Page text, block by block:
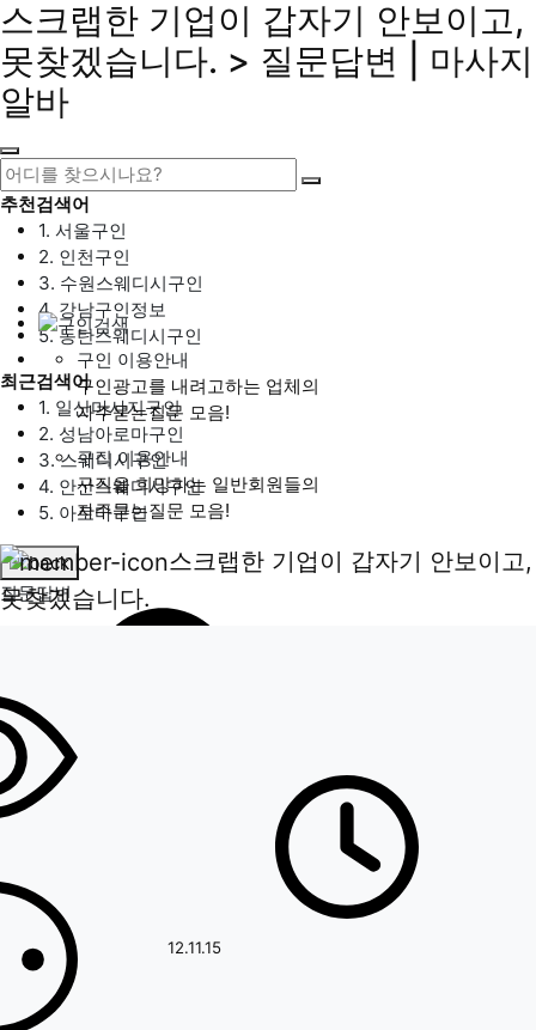
스크랩한 기업이 갑자기 안보이고,
못찾겠습니다. > 질문답변 | 마사지
알바
추천검색어
1. 서울구인
2. 인천구인
3. 수원스웨디시구인
4. 강남구인정보
5. 동탄스웨디시구인
최근검색어
1. 일산마사지구인
2. 성남아로마구인
3. 스웨디시구인
4. 안산스웨디시구인
5. 아로마구인
질문답변
구인 이용안내
구인광고를 내려고하는 업체의
자주묻는질문 모음!
구직 이용안내
구직을 희망하는 일반회원들의
자주묻는질문 모음!
스크랩한 기업이 갑자기 안보이고,
못찾겠습니다.
12.11.15